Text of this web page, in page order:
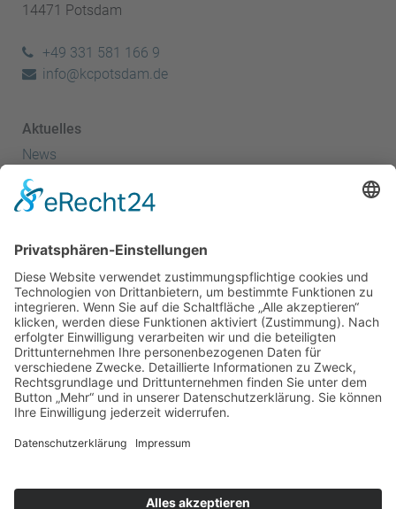
14471 Potsdam
+49 331 581 166 9
info@kcpotsdam.de
Aktuelles
News
Termine
Kanuspitze
Kanusport
Sportler
Herzlich Willkommen - Startseite
Kanusprint
Energie- & Wasserspiele
Kanu Club
Erfolge
Ansprechpartner
Partner & Kooperationen